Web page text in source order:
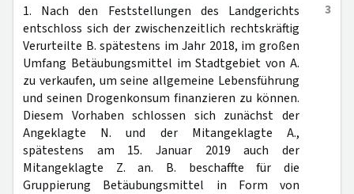
3
1. Nach den Feststellungen des Landgerichts
entschloss sich der zwischenzeitlich rechtskräftig
Verurteilte B. spätestens im Jahr 2018, im großen
Umfang Betäubungsmittel im Stadtgebiet von A.
zu verkaufen, um seine allgemeine Lebensführung
und seinen Drogenkonsum finanzieren zu können.
Diesem Vorhaben schlossen sich zunächst der
Angeklagte N. und der Mitangeklagte A.,
spätestens am 15. Januar 2019 auch der
Mitangeklagte Z. an. B. beschaffte für die
Gruppierung Betäubungsmittel in Form von